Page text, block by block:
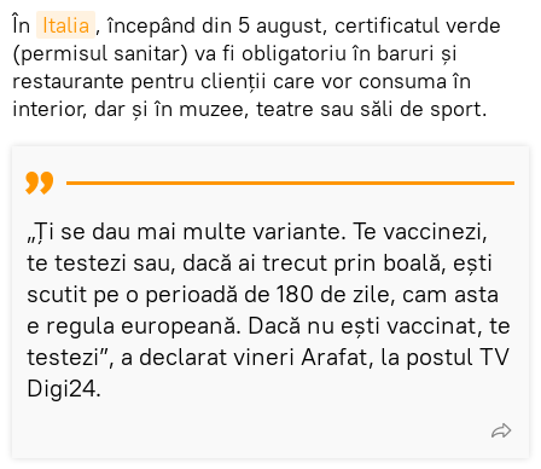
În Italia , începând din 5 august, certificatul verde
(permisul sanitar) va fi obligatoriu în baruri și
restaurante pentru clienţii care vor consuma în
interior, dar şi în muzee, teatre sau săli de sport.
„Ți se dau mai multe variante. Te vaccinezi,
te testezi sau, dacă ai trecut prin boală, ești
scutit pe o perioadă de 180 de zile, cam asta
e regula europeană. Dacă nu ești vaccinat, te
testezi”, a declarat vineri Arafat, la postul TV
Digi24.